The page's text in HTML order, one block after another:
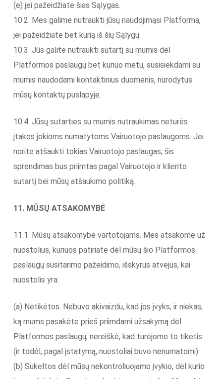
(e) jei pažeidžiate šias Sąlygas.
10.2. Mes galime nutraukti jūsų naudojimąsi Platforma,
jei pažeidžiate bet kurią iš šių Sąlygų.
10.3. Jūs galite nutraukti sutartį su mumis dėl
Platformos paslaugų bet kuriuo metu, susisiekdami su
mumis naudodami kontaktinius duomenis, nurodytus
mūsų kontaktų puslapyje.
10.4. Jūsų sutarties su mumis nutraukimas neturės
įtakos jokioms numatytoms Vairuotojo paslaugoms. Jei
norite atšaukti tokias Vairuotojo paslaugas, šis
sprendimas bus priimtas pagal Vairuotojo ir kliento
sutartį bei mūsų atšaukimo politiką.
11. MŪSŲ ATSAKOMYBĖ
11.1. Mūsų atsakomybė vartotojams. Mes atsakome už
nuostolius, kuriuos patiriate dėl mūsų šio Platformos
paslaugų susitarimo pažeidimo, išskyrus atvejus, kai
nuostolis yra:
(a) Netikėtos. Nebuvo akivaizdu, kad jos įvyks, ir niekas,
ką mums pasakėte prieš priimdami užsakymą dėl
Platformos paslaugų, nereiškė, kad turėjome to tikėtis
(ir todėl, pagal įstatymą, nuostoliai buvo nenumatomi).
(b) Sukeltos dėl mūsų nekontroliuojamo įvykio, dėl kurio